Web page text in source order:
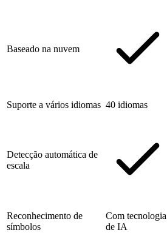
Baseado na nuvem
Suporte a vários idiomas 40 idiomas
Detecção automática de
escala
Reconhecimento de
símbolos
Com tecnologia
de IA